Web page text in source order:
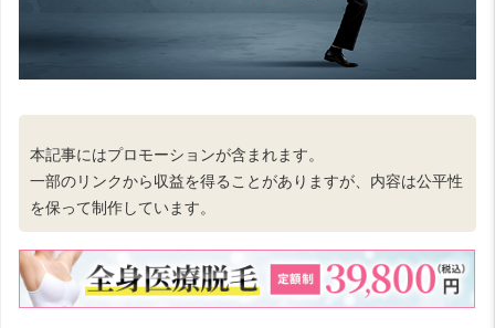
本記事にはプロモーションが含まれます。
一部のリンクから収益を得ることがありますが、内容は公平性
を保って制作しています。